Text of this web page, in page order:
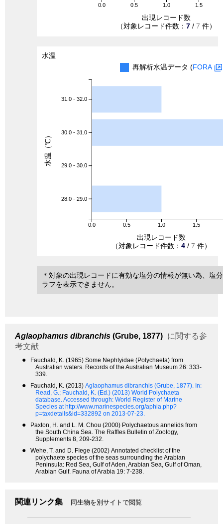
0.0 0.5 1.0 1.5
出現レコード数
（対象レコード件数： 7 / 7 件）
水温
再解析水温データ (FORA
0.0 0.5 1.0 1.5
31.0 - 32.0
30.0 - 31.0
29.0 - 30.0
28.0 - 29.0
出現レコード数
（対象レコード件数： 4 / 7 件）
水温（℃）
＊対象の出現レコードに有効な塩分の情報が無い為、塩
ラフを表示できません。
Aglaophamus dibranchis (Grube, 1877) に関する参
考文献
●
Fauchald, K. (1965) Some Nephtyidae (Polychaeta) from
Australian waters. Records of the Australian Museum 26: 333-
339.
● Fauchald, K. (2013) Aglaophamus dibranchis (Grube, 1877). In:
Read, G.; Fauchald, K. (Ed.) (2013) World Polychaeta
database. Accessed through: World Register of Marine
Species at http://www.marinespecies.org/aphia.php?
p=taxdetails&id=332892 on 2013-07-23.
●
Paxton, H. and L. M. Chou (2000) Polychaetous annelids from
the South China Sea. The Raffles Bulletin of Zoology,
Supplements 8, 209-232.
●
Wehe, T. and D. FIege (2002) Annotated checklist of the
polychaete species of the seas surrounding the Arabian
Peninsula: Red Sea, Gulf of Aden, Arabian Sea, Gulf of Oman,
Arabian Gulf. Fauna of Arabia 19: 7-238.
関連リンク集 同生物を別サイトで閲覧